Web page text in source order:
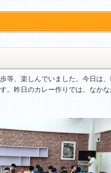
、楽しんでいました。今日は
。昨日のカレー作りでは、なか